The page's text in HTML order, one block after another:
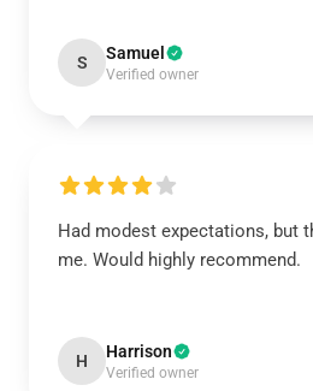
S Samuel
Verified owner
Had modest expectations, but
me. Would highly recommend.
H Harrison
Verified owner